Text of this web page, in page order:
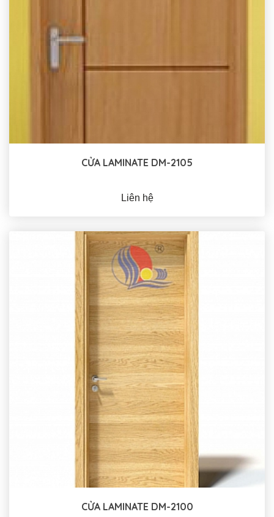
CỬA LAMINATE DM-2105
Liên hệ
CỬA LAMINATE DM-2100